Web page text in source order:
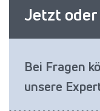
Jetzt oder
Bei Fragen
unsere